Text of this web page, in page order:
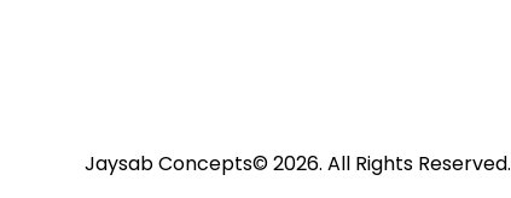
Jaysab Concepts© 2026. All Rights Reserved.